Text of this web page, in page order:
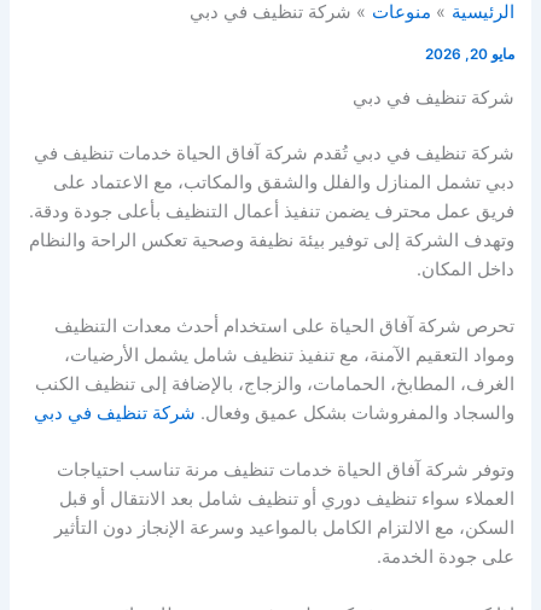
الرئيسية منوعات شركة تنظيف في دبي
مايو 20, 2026
شركة تنظيف في دبي
شركة تنظيف في دبي تُقدم شركة آفاق الحياة خدمات تنظيف في
دبي تشمل المنازل والفلل والشقق والمكاتب، مع الاعتماد على
فريق عمل محترف يضمن تنفيذ أعمال التنظيف بأعلى جودة ودقة.
وتهدف الشركة إلى توفير بيئة نظيفة وصحية تعكس الراحة والنظام
داخل المكان.
تحرص شركة آفاق الحياة على استخدام أحدث معدات التنظيف
ومواد التعقيم الآمنة، مع تنفيذ تنظيف شامل يشمل الأرضيات،
الغرف، المطابخ، الحمامات، والزجاج، بالإضافة إلى تنظيف الكنب
والسجاد والمفروشات بشكل عميق وفعال. شركة تنظيف في دبي
وتوفر شركة آفاق الحياة خدمات تنظيف مرنة تناسب احتياجات
العملاء سواء تنظيف دوري أو تنظيف شامل بعد الانتقال أو قبل
السكن، مع الالتزام الكامل بالمواعيد وسرعة الإنجاز دون التأثير
على جودة الخدمة.